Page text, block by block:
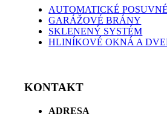
AUTOMATICKÉ
GARÁŽOVÉ BRÁNY
SKLENENÝ SYSTÉM
HLINÍKOVÉ OKNÁ A
KONTAKT
ADRESA